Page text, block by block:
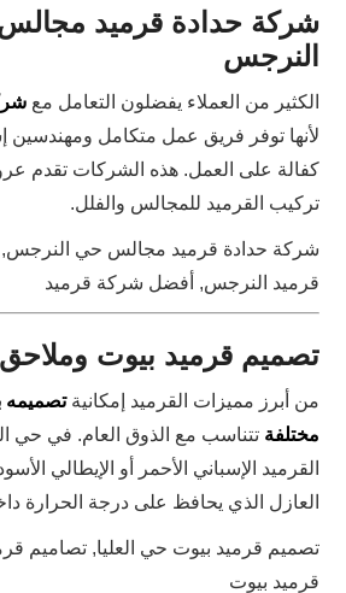
شركة حدادة قرميد
النرجس
الكثير من العملاء يفضلون التعامل مع
لأنها توفر فريق عمل متكامل ومهندسين
كفالة على العمل. هذه الشركات تقدم
تركيب القرميد للمجالس والفلل.
شركة حدادة قرميد مجالس حي
قرميد النرجس, أفضل شركة قرميد
تصميم قرميد بيوت وملاحق
من أبرز مميزات القرميد إمكانيةتصميمه
مختلفة تتناسب مع الذوق العام. في حي
القرميد الإسباني الأحمر أو الإيطالي
العازل الذي يحافظ على درجة الحرارة
تصميم قرميد بيوت حي العليا, تصاميم
قرميد بيوت